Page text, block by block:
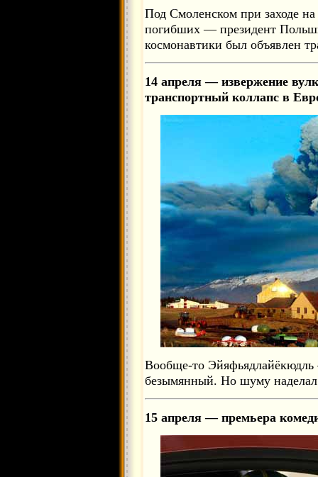
Под Смоленском при заходе
погибших — президент
космонавтики был объявлен
14 апреля — извержение
транспортный коллапс в
Вообще-то
безымянный. Но шуму
15 апреля — премьера